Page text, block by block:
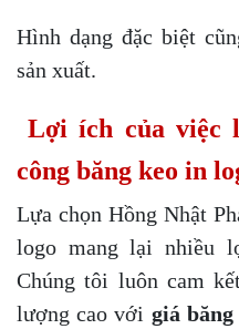
Hình dạng đặc biệt
sản xuất.
Lợi ích của việc
công băng keo in
Lựa chọn Hồng Nhật
logo mang lại nhiều
Chúng tôi luôn cam
lượng cao với giá